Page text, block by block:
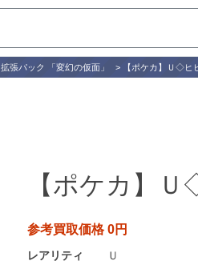
拡張パック 「変幻の仮面」 > 【ポケカ】Ｕ◇ヒ
【ポケカ】
参考買取価格 0円
レアリティ
Ｕ